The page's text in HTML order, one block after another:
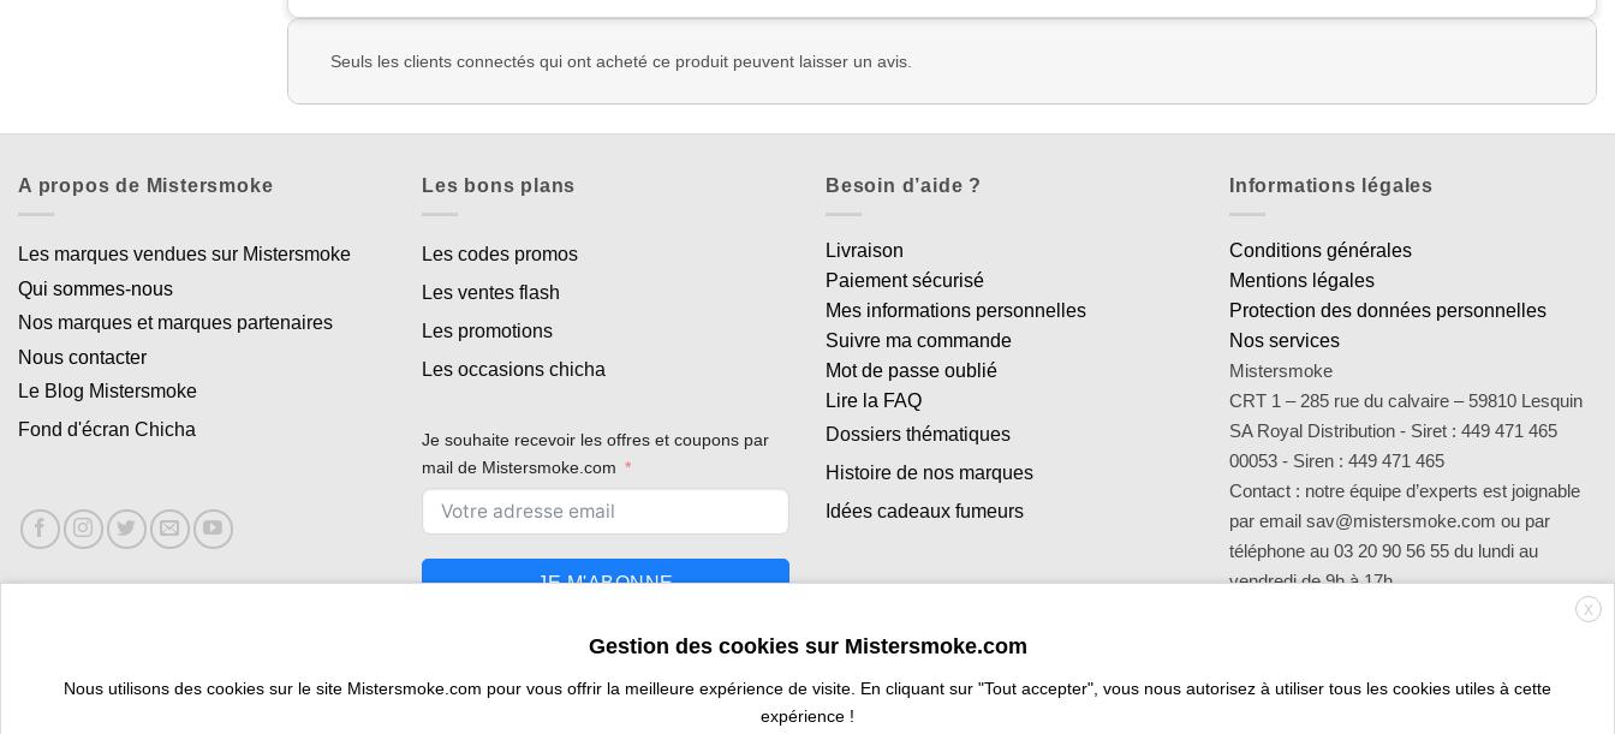
Seuls les clients connectés qui ont acheté ce produit peuvent laisser un avis.
A propos de Mistersmoke
Les marques vendues sur Mistersmoke
Qui sommes-nous
Nos marques et marques partenaires
Nous contacter
Le Blog Mistersmoke
Fond d'écran Chicha
Les bons plans
Les codes promos
Les ventes flash
Les promotions
Les occasions chicha
Je souhaite recevoir les offres et coupons par
mail de Mistersmoke.com
JE M'ABONNE
Besoin d’aide ?
Livraison
Paiement sécurisé
Mes informations personnelles
Suivre ma commande
Mot de passe oublié
Lire la FAQ
Dossiers thématiques
Histoire de nos marques
Idées cadeaux fumeurs
Informations légales
Conditions générales
Mentions légales
Protection des données personnelles
Nos services
Mistersmoke
CRT 1 – 285 rue du calvaire – 59810 Lesquin
SA Royal Distribution - Siret : 449 471 465
00053 - Siren : 449 471 465
Contact : notre équipe d’experts est joignable
par email sav@mistersmoke.com ou par
téléphone au 03 20 90 56 55 du lundi au
vendredi de 9h à 17h.
X
Gestion des cookies sur Mistersmoke.com
Nous utilisons des cookies sur le site Mistersmoke.com pour vous offrir la meilleure expérience de visite. En cliquant sur "Tout accepter", vous nous autorisez à utiliser tous les cookies utiles à cette
expérience !